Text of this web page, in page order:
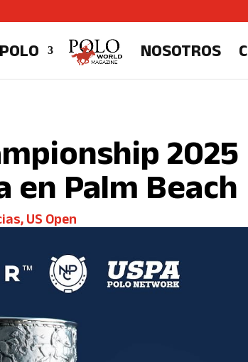
NOSOTROS
2025
Palm Beach
, US Open